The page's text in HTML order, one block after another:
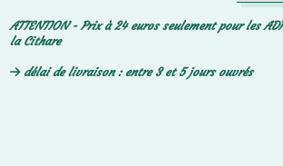
ATTENTION - Prix à 24 euros seulement pour les
la Cithare
délai de livraison : entre 3 et 5 jours ouvrés